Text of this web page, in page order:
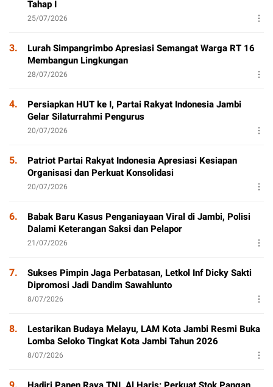
Tahap I
25/07/2026
3.
Lurah Simpangrimbo Apresiasi Semangat Warga RT 16
Membangun Lingkungan
28/07/2026
4.
Persiapkan HUT ke I, Partai Rakyat Indonesia Jambi
Gelar Silaturrahmi Pengurus
20/07/2026
5.
Patriot Partai Rakyat Indonesia Apresiasi Kesiapan
Organisasi dan Perkuat Konsolidasi
20/07/2026
6.
Babak Baru Kasus Penganiayaan Viral di Jambi, Polisi
Dalami Keterangan Saksi dan Pelapor
21/07/2026
7.
Sukses Pimpin Jaga Perbatasan, Letkol Inf Dicky Sakti
Dipromosi Jadi Dandim Sawahlunto
8/07/2026
8.
Lestarikan Budaya Melayu, LAM Kota Jambi Resmi Buka
Lomba Seloko Tingkat Kota Jambi Tahun 2026
8/07/2026